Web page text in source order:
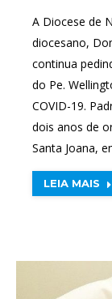
A Diocese de
diocesano,
continua
do Pe.
COVID-19.
dois anos de
Santa Joana,
LEIA MAIS